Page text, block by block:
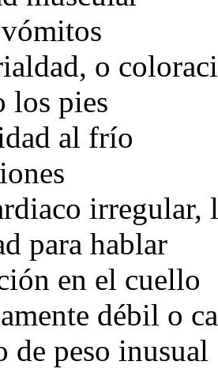
o
los pies
al frío
irregular,
para hablar
en el cuello
débil o
de peso inusual